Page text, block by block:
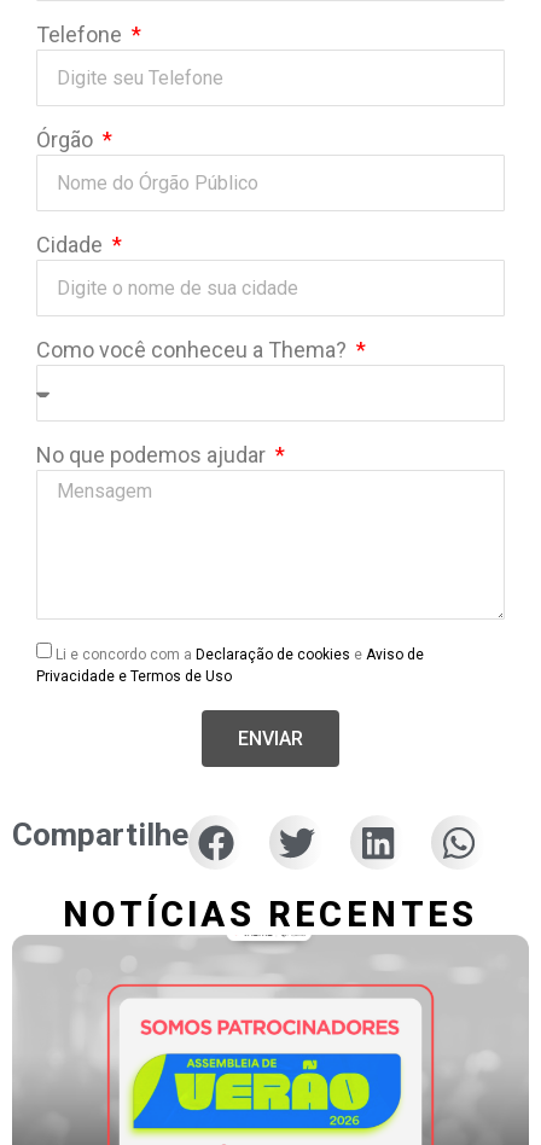
Telefone
Órgão
Cidade
Como você conheceu a Thema?
No que podemos ajudar
Li e concordo com a Declaração de cookies e Aviso de
Privacidade e Termos de Uso
ENVIAR
Compartilhe
NOTÍCIAS RECENTES